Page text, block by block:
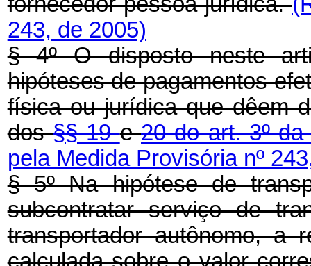
243, de 2005)
§ 4º O disposto neste
hipóteses de pagamentos
física ou jurídica que dêem
dos§§ 19e20 do art. 3º
pela Medida Provisória nº
§ 5º Na hipótese de
subcontratar serviço de
transportador autônomo,